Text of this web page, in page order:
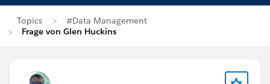
Topics
#Data Management
Frage von Glen Huckins